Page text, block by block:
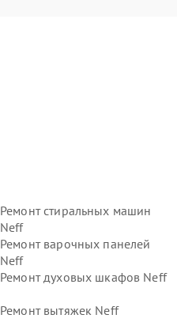
Ремонт стиральных машин
Neff
Ремонт варочных панелей
Neff
Ремонт духовых шкафов Neff
Ремонт вытяжек Neff